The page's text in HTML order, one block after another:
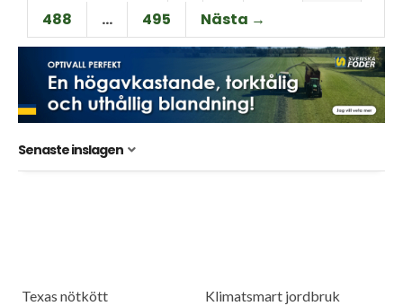
488
… 495 Nästa →
Senaste inslagen
Texas nötkött Klimatsmart jordbruk